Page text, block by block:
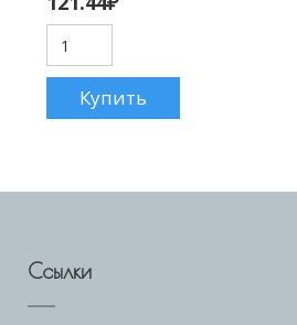
Ссылки